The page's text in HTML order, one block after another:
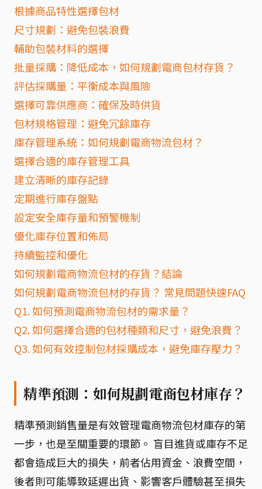
根據商品特性選擇包材
尺寸規劃：避免包裝浪費
輔助包裝材料的選擇
批量採購：降低成本，如何規劃電商包材存貨？
評估採購量：平衡成本與風險
選擇可靠供應商：確保及時供貨
包材規格管理：避免冗餘庫存
庫存管理系統：如何規劃電商物流包材？
選擇合適的庫存管理工具
建立清晰的庫存記錄
定期進行庫存盤點
設定安全庫存量和預警機制
優化庫存位置和佈局
持續監控和優化
如何規劃電商物流包材的存貨？結論
如何規劃電商物流包材的存貨？ 常見問題快速FAQ
Q1. 如何預測電商物流包材的需求量？
Q2. 如何選擇合適的包材種類和尺寸，避免浪費？
Q3. 如何有效控制包材採購成本，避免庫存壓力？
精準預測：如何規劃電商包材庫存？
精準預測銷售量是有效管理電商物流包材庫存的第
一步，也是至關重要的環節。 盲目進貨或庫存不足
都會造成巨大的損失，前者佔用資金、浪費空間，
後者則可能導致延遲出貨、影響客戶體驗甚至損失